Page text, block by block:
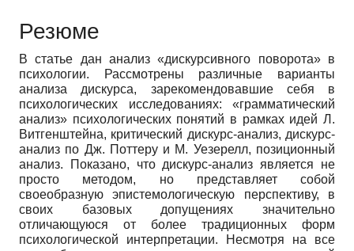
Резюме
В статье дан анализ «дискурсивного поворота» в
психологии. Рассмотрены различные варианты
анализа дискурса, зарекомендовавшие себя в
психологических исследованиях: «грамматический
анализ» психологических понятий в рамках идей Л.
Витгенштейна, критический дискурс-анализ, дискурс-
анализ по Дж. Поттеру и М. Уезерелл, позиционный
анализ. Показано, что дискурс-анализ является не
просто методом, но представляет собой
своеобразную эпистемологическую перспективу, в
своих базовых допущениях значительно
отличающуюся от более традиционных форм
психологической интерпретации. Несмотря на все